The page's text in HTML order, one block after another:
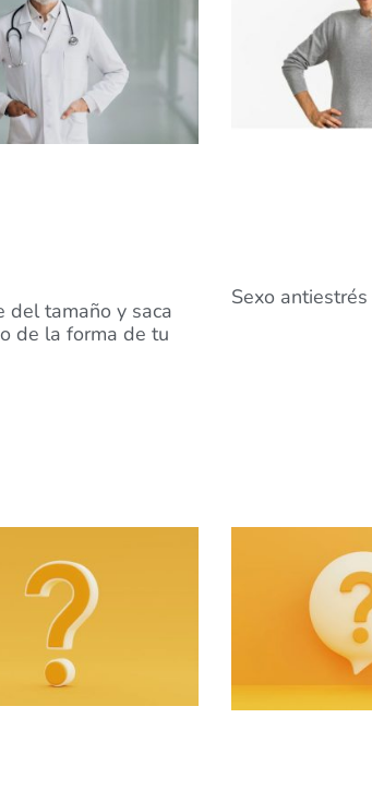
del tamaño y saca
de la forma de tu
Sexo antiestrés